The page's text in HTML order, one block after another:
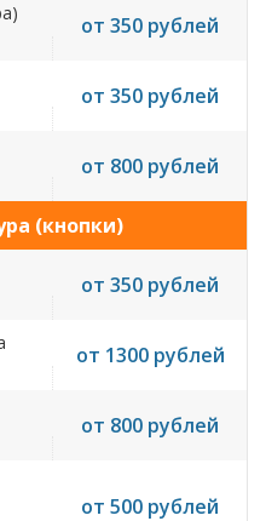
от 350 рублей
от 350 рублей
от 800 рублей
(кнопки)
от 350 рублей
от 1300 рублей
от 800 рублей
от 500 рублей